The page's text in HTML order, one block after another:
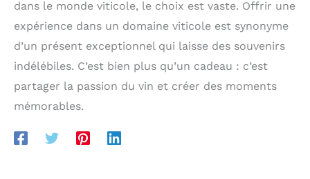
dans le monde viticole, le choix est vaste. Offrir une
expérience dans un domaine viticole est synonyme
d’un présent exceptionnel qui laisse des souvenirs
indélébiles. C’est bien plus qu’un cadeau : c’est
partager la passion du vin et créer des moments
mémorables.